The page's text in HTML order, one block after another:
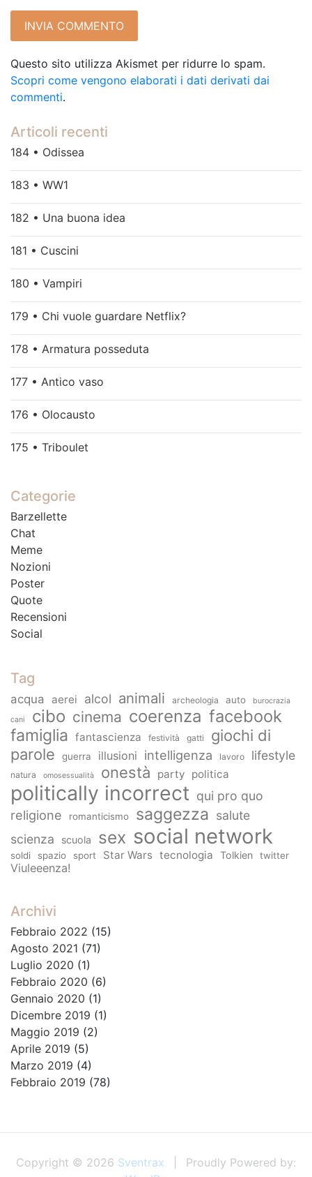
Questo sito utilizza Akismet per ridurre lo spam.
Scopri come vengono elaborati i dati derivati dai
commenti.
Articoli recenti
184 • Odissea
183 • WW1
182 • Una buona idea
181 • Cuscini
180 • Vampiri
179 • Chi vuole guardare Netflix?
178 • Armatura posseduta
177 • Antico vaso
176 • Olocausto
175 • Triboulet
Categorie
Barzellette
Chat
Meme
Nozioni
Poster
Quote
Recensioni
Social
Tag
acqua aerei alcol animali archeologia auto burocrazia
cani cibo cinema coerenza facebook
famiglia fantascienza festività gatti
giochi di
parole
guerra illusioni intelligenza lavoro lifestyle
natura omosessualità onestà party politica
politically incorrect qui pro quo
religione romanticismo saggezza salute
scienza
scuola sex social network
soldi spazio sport Star Wars tecnologia Tolkien twitter
Viuleeenza!
Archivi
Febbraio 2022 (15)
Agosto 2021 (71)
Luglio 2020 (1)
Febbraio 2020 (6)
Gennaio 2020 (1)
Dicembre 2019 (1)
Maggio 2019 (2)
Aprile 2019 (5)
Marzo 2019 (4)
Febbraio 2019 (78)
Copyright © 2026 Sventrax
Proudly Powered by: